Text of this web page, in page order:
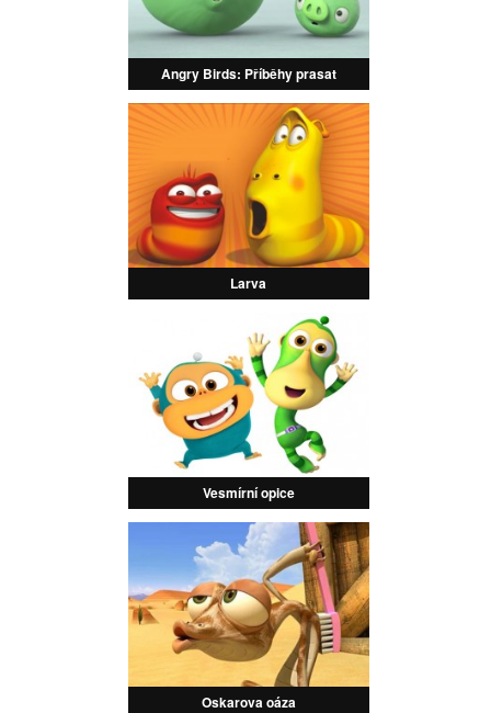
Angry Birds: Příběhy prasat
Larva
Vesmírní opice
Oskarova oáza